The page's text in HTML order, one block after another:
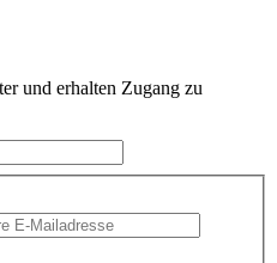
und erhalten Zugang zu